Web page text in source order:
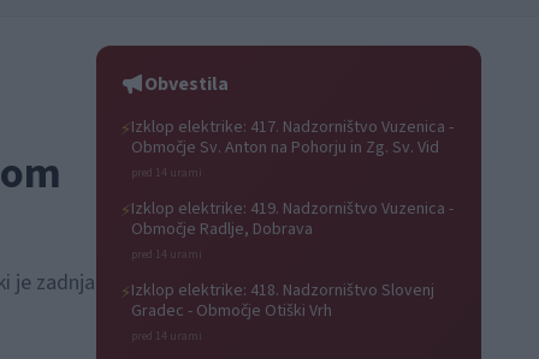
je zadnja
Obvestila
⚡Izklop elektrike: 417. Nadzorništvo Vuzenica -
Območje Sv. Anton na Pohorju in Zg. Sv. Vid
pred 14 urami
⚡Izklop elektrike: 419. Nadzorništvo Vuzenica -
Območje Radlje, Dobrava
pred 14 urami
⚡Izklop elektrike: 418. Nadzorništvo Slovenj
Gradec - Območje Otiški Vrh
pred 14 urami